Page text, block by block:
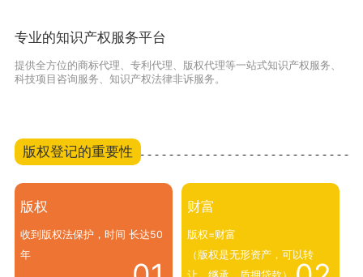
专业的知识产权服务平台
提供全方位的商标代理、专利代理、版权代理等一站式知识产权服务、
科技项目咨询服务、知识产权法律非诉服务。
版权登记的重要性
版权
收到版权法保护，时间 长达50
年
财富
版权=财富
（版权是无形资产，可以转